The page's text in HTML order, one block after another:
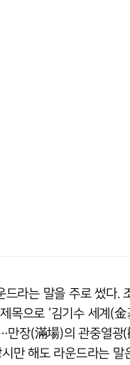
라는 말을 주로 썼다.
목으로 ‘김기수 세계(
장(滿場)의 관중열
만 해도 라운드라는